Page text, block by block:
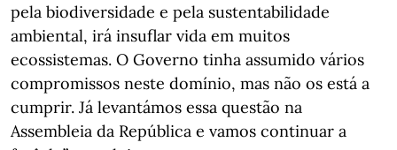
pela biodiversidade e pela sustentabilidade
ambiental, irá insuflar vida em muitos
ecossistemas. O Governo tinha assumido vários
compromissos neste domínio, mas não os está a
cumprir. Já levantámos essa questão na
Assembleia da República e vamos continuar a